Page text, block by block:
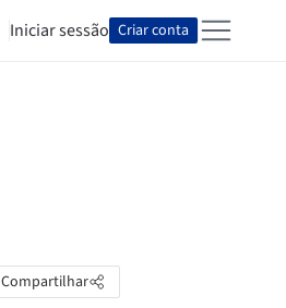
Iniciar sessão Criar conta
Compartilhar